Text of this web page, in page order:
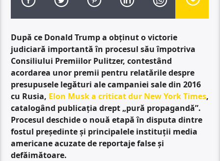
După ce Donald Trump a obținut o victorie
judiciară importantă în procesul său împotriva
Consiliului Premiilor Pulitzer, contestând
acordarea unor premii pentru relatările despre
presupusele legături ale campaniei sale din 2016
cu Rusia, Elon Musk a criticat dur New York Times,
catalogând publicația drept „pură propagandă”.
Procesul deschide o nouă etapă în disputa dintre
fostul președinte și principalele instituții media
americane acuzate de reportaje false și
defăimătoare.